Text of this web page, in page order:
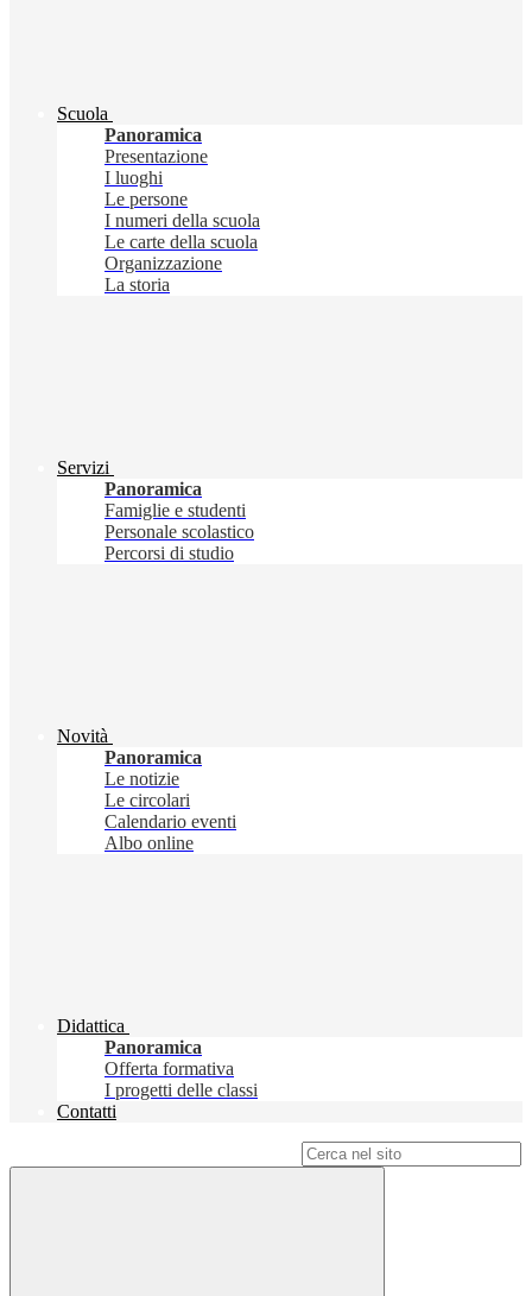
Scuola
Panoramica
Presentazione
I luoghi
Le persone
I numeri della scuola
Le carte della scuola
Organizzazione
La storia
Servizi
Panoramica
Famiglie e studenti
Personale scolastico
Percorsi di studio
Novità
Panoramica
Le notizie
Le circolari
Calendario eventi
Albo online
Didattica
Panoramica
Offerta formativa
I progetti delle classi
Contatti